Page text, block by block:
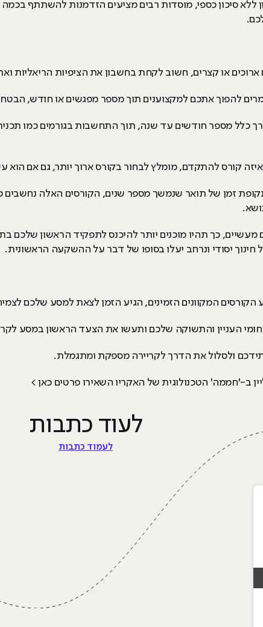
ללא סיכון כספי, מוסדות רבים מציעים הזדמנות להשתתף בכמה
ארוכים או קצרים, חשוב לקחת בחשבון את הציפיות הריאליות
להפוך אתכם למקצוענים תוך מספר מפגשים או חודש,
כלל מספר חודשים עד שנה, תוך התחשבות בגורמים כמו
קורס להתקדם, מומלץ לבחור בקורס ארוך יותר, גם אם הוא
זמן של תואר שנמשך מספר שנים, הקורסים האלה נחשבים
מעשיים, כך תהיו מוכנים יותר להיכנס לתפקיד הראשון שלכם
חינוך יסודי ונרחב יעלו בסופו של דבר על ההשקעה הראשונית.
המקוונים הזמינים, הגיע הזמן לצאת למסע שלכם
העניין והתשוקה שלכם ותעשו את הצעד הראשון במסע
ולסלול את הדרך לקריירה מספקת ומתגמלת.
ב-'חממה' הטכנולוגית של האקריו השאירו פרטים כאן >
לעוד כתבות
לעמוד כתבות